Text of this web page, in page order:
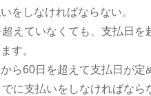
をしなければならない。
えていなくても、支払日を
す。
60日を超えて支払日が定
に支払いをしなければなら